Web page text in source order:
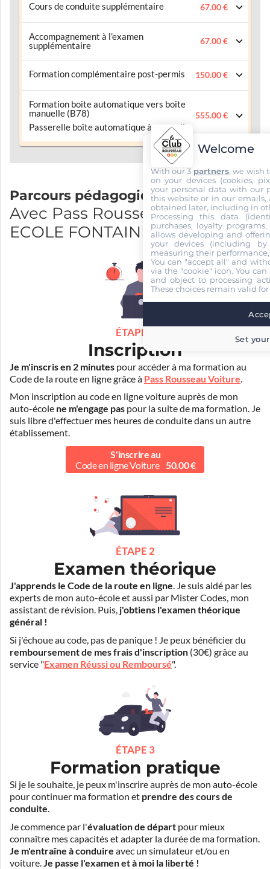
Cours de conduite supplémentaire 67.00 €
Accompagnement à l’examen
supplémentaire
67.00 €
Formation complémentaire post-permis 150.00 €
Formation boite automatique vers boite
manuelle (B78)
Passerelle boîte automatique à manuelle
555.00 €
Parcours pédagogique
Avec Pass Rousseau et AUTO-
ECOLE FONTAINE LESTANG
ÉTAPE 1
Inscription
Je m'inscris en 2 minutes pour accéder à ma formation au
Code de la route en ligne grâce à Pass Rousseau Voiture.
Mon inscription au code en ligne voiture auprès de mon
auto-école ne m'engage pas pour la suite de ma formation. Je
suis libre d'effectuer mes heures de conduite dans un autre
établissement.
S'inscrire au
Code en ligne Voiture 50.00 €
ÉTAPE 2
Examen théorique
J'apprends le Code de la route en ligne. Je suis aidé par les
experts de mon auto-école et aussi par Mister Codes, mon
assistant de révision. Puis, j'obtiens l'examen théorique
général !
Si j'échoue au code, pas de panique ! Je peux bénéficier du
remboursement de mes frais d'inscription (30€) grâce au
service "Examen Réussi ou Remboursé".
ÉTAPE 3
Formation pratique
Si je le souhaite, je peux m'inscrire auprès de mon auto-école
pour continuer ma formation et prendre des cours de
conduite.
Je commence par l'évaluation de départ pour mieux
connaître mes capacités et adapter la durée de ma formation.
Je m'entraîne à conduire avec un simulateur et/ou en
voiture. Je passe l'examen et à moi la liberté !
Welcome
With our 3 partners, we wish
on your devices (cookies,
your personal data with our
this website or in our emails,
obtained later, including in
Processing this data
purchases, loyalty
allows developing and
your devices (including
measuring their
You can "accept all" and
via the "cookie" icon. You
and object to processing
These choices remain valid
Set